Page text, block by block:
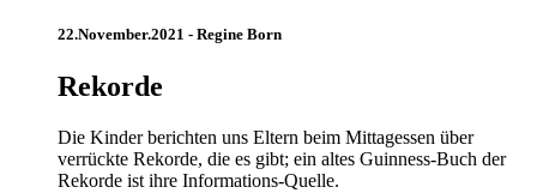
22.November.2021 - Regine Born
Rekorde
Die Kinder berichten uns Eltern beim Mittagessen über
verrückte Rekorde, die es gibt; ein altes Guinness-Buch der
Rekorde ist ihre Informations-Quelle.